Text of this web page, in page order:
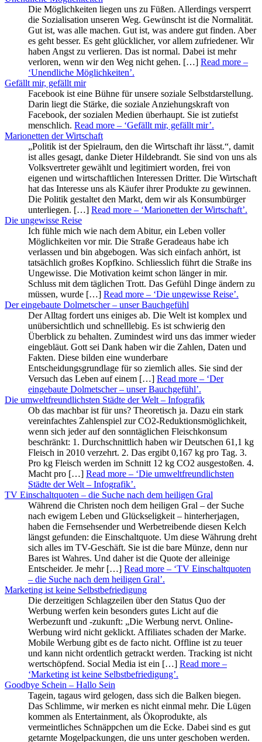
Die Möglichkeiten liegen uns zu Füßen. Allerdings versperrt
die Sozialisation unseren Weg. Gewünscht ist die Normalität.
Gut ist, was alle machen. Gut ist, was andere gut finden. Aber
es geht besser. Es geht glücklicher, vor allem zufriedener. Wir
haben Angst zu verlieren. Das ist normal. Dabei ist mehr
verloren, wenn wir den Weg nicht gehen. […] Read more –
‘Unendliche Möglichkeiten’.
Gefällt mir, gefällt mir
Facebook ist eine Bühne für unsere soziale Selbstdarstellung.
Darin liegt die Stärke, die soziale Anziehungskraft von
Facebook, der sozialen Medien überhaupt. Sie ist zutiefst
menschlich. Read more – ‘Gefällt mir, gefällt mir’.
Marionetten der Wirtschaft
„Politik ist der Spielraum, den die Wirtschaft ihr lässt.“, damit
ist alles gesagt, danke Dieter Hildebrandt. Sie sind von uns als
Volksvertreter gewählt und legitimiert worden, frei von
eigenen und wirtschaftlichen Interessen Dritter. Die Wirtschaft
hat das Interesse uns als Käufer ihrer Produkte zu gewinnen.
Die Politik gestaltet den Markt, dem wir als Konsumbürger
unterliegen. […] Read more – ‘Marionetten der Wirtschaft’.
Die ungewisse Reise
Ich fühle mich wie nach dem Abitur, ein Leben voller
Möglichkeiten vor mir. Die Straße Geradeaus habe ich
verlassen und bin abgebogen. Was sich einfach anhört, ist
tatsächlich großes Kopfkino. Schliesslich führt die Straße ins
Ungewisse. Die Motivation keimt schon länger in mir.
Schluss mit dem täglichen Trott. Das Gefühl Dinge ändern zu
müssen, wurde […] Read more – ‘Die ungewisse Reise’.
Der eingebaute Dolmetscher – unser Bauchgefühl
Der Alltag fordert uns einiges ab. Die Welt ist komplex und
unübersichtlich und schnelllebig. Es ist schwierig den
Überblick zu behalten. Zumindest wird uns das immer wieder
eingebläut. Gott sei Dank haben wir die Zahlen, Daten und
Fakten. Diese bilden eine wunderbare
Entscheidungsgrundlage für so ziemlich alles. Sie sind der
Versuch das Leben auf einem […] Read more – ‘Der
eingebaute Dolmetscher – unser Bauchgefühl’.
Die umweltfreundlichsten Städte der Welt – Infografik
Ob das machbar ist für uns? Theoretisch ja. Dazu ein stark
vereinfachtes Zahlenspiel zur CO2-Reduktionsmöglichkeit,
wenn sich jeder auf den sonntäglichen Fleischkonsum
beschränkt: 1. Durchschnittlich haben wir Deutschen 61,1 kg
Fleisch in 2010 verzehrt. 2. Das ergibt 0,167 kg pro Tag. 3.
Pro kg Fleisch werden im Schnitt 12 kg CO2 ausgestoßen. 4.
Macht pro […] Read more – ‘Die umweltfreundlichsten
Städte der Welt – Infografik’.
TV Einschaltquoten – die Suche nach dem heiligen Gral
Während die Christen noch dem heiligen Gral – der Suche
nach ewigem Leben und Glückseligkeit – hinterherjagen,
haben die Fernsehsender und Werbetreibende diesen Kelch
längst gefunden: die Einschaltquote. Um diese Währung dreht
sich alles im TV-Geschäft. Sie ist die bare Münze, denn nur
Bares ist Wahres. Und daher ist die Quote der alleinige
Entscheider. Je mehr […] Read more – ‘TV Einschaltquoten
– die Suche nach dem heiligen Gral’.
Marketing ist keine Selbstbefriedigung
Die derzeitigen Schlagzeilen über den Status Quo der
Werbung werfen kein besonders gutes Licht auf die
Werbezunft und -zukunft: „Die Werbung nervt. Online-
Werbung wird nicht geklickt. Affiliates schaden der Marke.
Mobile Werbung gibt es de facto nicht. Offline ist zu teuer
und kann nicht ordentlich getrackt werden. Tracking ist nicht
wertschöpfend. Social Media ist ein […] Read more –
‘Marketing ist keine Selbstbefriedigung’.
Goodbye Schein – Hallo Sein
Tagein, tagaus wird gelogen, dass sich die Balken biegen.
Das Schlimme, wir merken es nicht einmal mehr. Die Lügen
kommen als Entertainment, als Ökoprodukte, als
vermeintliches Schnäppchen um die Ecke. Dabei sind es gut
getarnte Mogelpackungen, die uns unter geschoben werden.